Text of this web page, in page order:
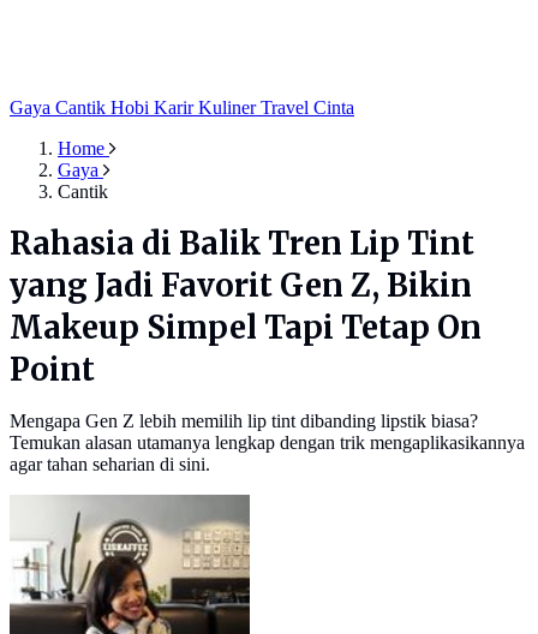
Gaya Cantik Hobi KarirKulinerTravel Cinta
Home
Gaya
Cantik
Rahasia di Balik Tren Lip Tint
yang Jadi Favorit Gen Z, Bikin
Makeup Simpel Tapi Tetap On
Point
Mengapa Gen Z lebih memilih lip tint dibanding lipstik biasa?
Temukan alasan utamanya lengkap dengan trik mengaplikasikannya
agar tahan seharian di sini.